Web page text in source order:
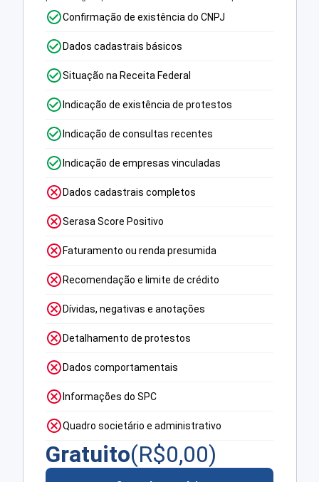
Confirmação de existência do CNPJ
Dados cadastrais básicos
Situação na Receita Federal
Indicação de existência de protestos
Indicação de consultas recentes
Indicação de empresas vinculadas
Dados cadastrais completos
Serasa Score Positivo
Faturamento ou renda presumida
Recomendação e limite de crédito
Dívidas, negativas e anotações
Detalhamento de protestos
Dados comportamentais
Informações do SPC
Quadro societário e administrativo
Gratuito(R$0,00)